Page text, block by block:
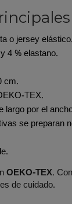
o jersey elástico.
4 % elastano.
cm.
TEX.
largo por el
se preparan
OEKO-TEX.
de cuidado.